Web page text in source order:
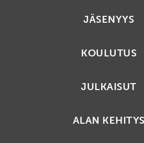
JÄSENYYS
KOULUTUS
JULKAISUT
ALAN KEHITYS